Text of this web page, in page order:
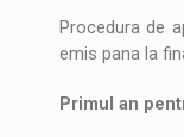
Procedura de
emis pana la
Primul an